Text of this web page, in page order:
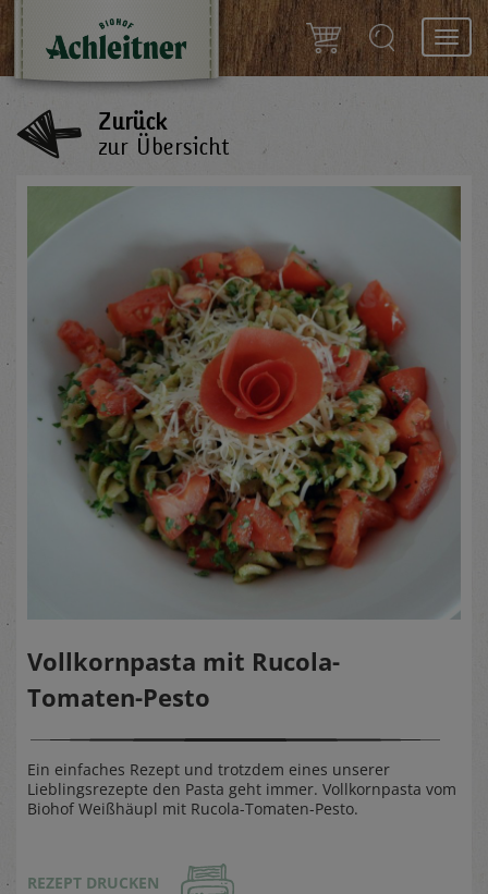
Zurück
zur Übersicht
Vollkornpasta mit Rucola-
Tomaten-Pesto
Ein einfaches Rezept und trotzdem eines unserer
Lieblingsrezepte den Pasta geht immer. Vollkornpasta vom
Biohof Weißhäupl mit Rucola-Tomaten-Pesto.
REZEPT DRUCKEN